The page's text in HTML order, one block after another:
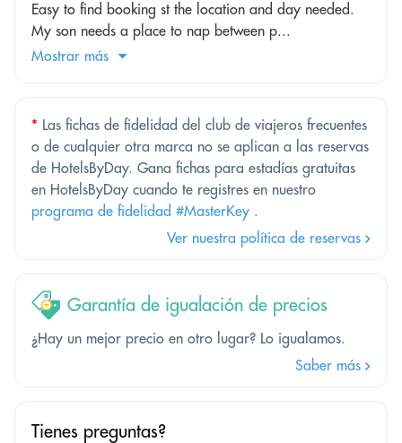
Easy to find booking st the location and day needed.
My son needs a place to nap between p...
Mostrar más
* Las fichas de fidelidad del club de viajeros frecuentes
o de cualquier otra marca no se aplican a las reservas
de HotelsByDay. Gana fichas para estadías gratuitas
en HotelsByDay cuando te registres en nuestro
programa de fidelidad #MasterKey .
Ver nuestra política de reservas
Garantía de igualación de precios
¿Hay un mejor precio en otro lugar? Lo igualamos.
Saber más
Tienes preguntas?